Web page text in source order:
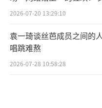
焦虑？
2026-07-20 13:29:10
袁一琦谈丝芭成员之间的
唱跳难熬
2026-07-28 10:58:28